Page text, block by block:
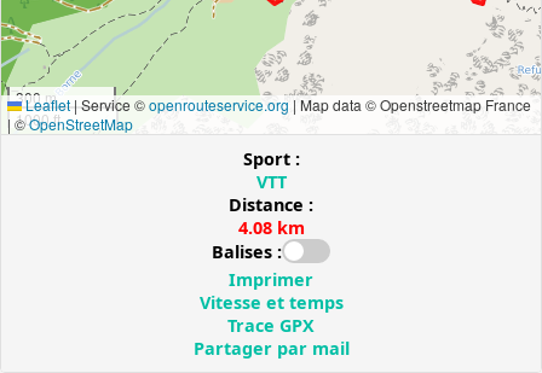
300 m
1000 ft
Leaflet|Service ©openrouteservice.org | Map data © Openstreetmap France
| ©OpenStreetMap
Sport :
VTT
Distance :
4.08 km
Balises :
Imprimer
Vitesse et temps
Trace GPX
Partager par mail